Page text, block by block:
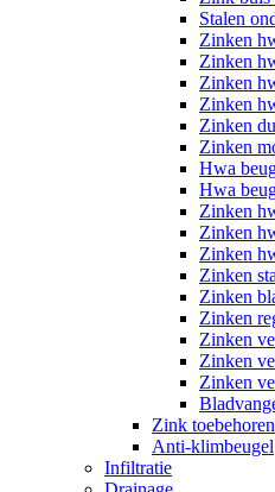
Stalen
Zinken
Zinken
Zinken
Zinken
Zinken
Zinken
Hwa
Hwa
Zinken
Zinken
Zinken
Zinken
Zinken
Zinken
Zinken
Zinken
Zinken
Zink toebehoren
Anti-klimbeugel
Infiltratie